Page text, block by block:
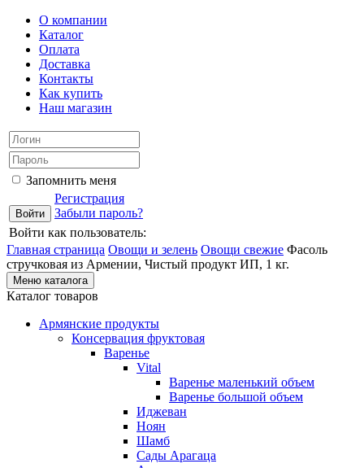
О компании
Каталог
Оплата
Доставка
Контакты
Как купить
Наш магазин
Запомнить меня
Регистрация
Забыли пароль?
Войти как пользователь:
Главная страница Овощи и зелень Овощи свежие Фасоль
стручковая из Армении, Чистый продукт ИП, 1 кг.
Меню каталога
Каталог товаров
Армянские продукты
Консервация фруктовая
Варенье
Vital
Варенье маленький объем
Варенье большой объем
Иджеван
Ноян
Шамб
Сады Арагаца